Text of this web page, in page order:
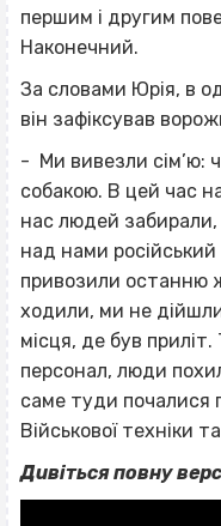
першим і другим
Наконечний.
За словами Юрія, в
він зафіксував
- Ми вивезли сім’ю:
собакою. В цей час
нас людей
над нами
привозили останню
ходили, ми не
місця, де був
персонал, люди
саме туди почалися
Військової техніки
Дивіться повну